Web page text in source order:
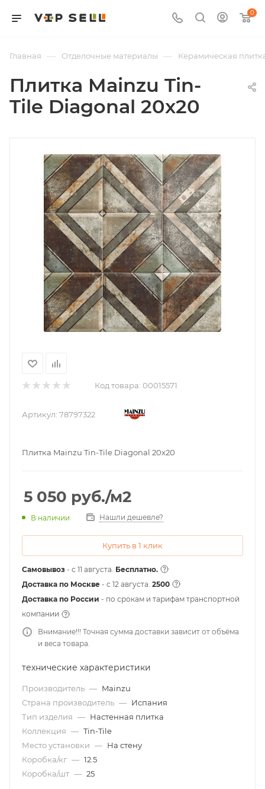
0
Главная — Отделочные материалы — Керамическая
Плитка Mainzu Tin-
Tile Diagonal 20x20
Код товара: 00015571
Артикул: 78797322
Плитка Mainzu Tin-Tile Diagonal 20x20
5 050 руб./м2
В наличии Нашли дешевле?
Купить в 1 клик
Самовывоз - с 11 августа. Бесплатно.
Доставка по Москве - c 12 августа. 2500
Доставка по России - по срокам и тарифам транспортной
компании
Внимание!!! Точная сумма доставки зависит от объёма
и веса товара.
технические характеристики
Производитель — Mainzu
Страна производитель — Испания
Тип изделия — Настенная плитка
Коллекция — Tin-Tile
Место установки — На стену
Коробка/кг — 12.5
Коробка/шт — 25